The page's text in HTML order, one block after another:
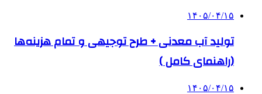
۱۴۰۵/۰۴/۱۵
تولید آب معدنی + طرح توجیهی و تمام هزینه‌ها
(راهنمای کامل )
۱۴۰۵/۰۴/۱۵